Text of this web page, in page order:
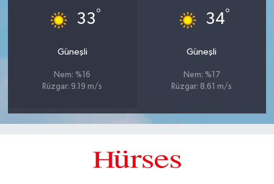
33°
Güneşli
Nem: %16
Rüzgar: 9.19 m/s
34°
Güneşli
Nem: %17
Rüzgar: 8.61 m/s